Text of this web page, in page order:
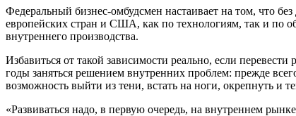
Федеральный бизнес-омбудсмен настаивает на том, что
европейских стран и США, как по технологиям, так и по
внутреннего производства.
Избавиться от такой зависимости реально, если
годы заняться решением внутренних проблем: прежде
возможность выйти из тени, встать на ноги, окрепнуть и
«Развиваться надо, в первую очередь, на внутреннем